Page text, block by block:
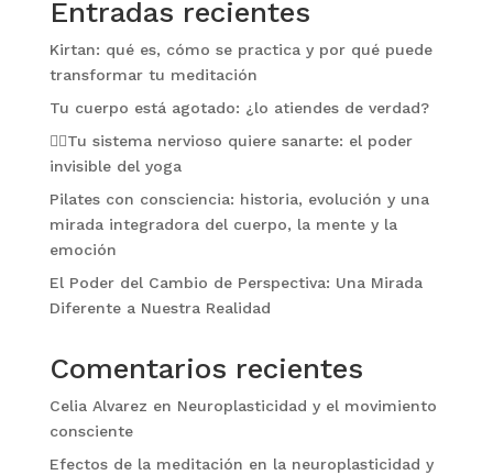
Entradas recientes
Kirtan: qué es, cómo se practica y por qué puede
transformar tu meditación
Tu cuerpo está agotado: ¿lo atiendes de verdad?
🧘‍♀️Tu sistema nervioso quiere sanarte: el poder
invisible del yoga
Pilates con consciencia: historia, evolución y una
mirada integradora del cuerpo, la mente y la
emoción
El Poder del Cambio de Perspectiva: Una Mirada
Diferente a Nuestra Realidad
Comentarios recientes
Celia Alvarez en Neuroplasticidad y el movimiento
consciente
Efectos de la meditación en la neuroplasticidad y